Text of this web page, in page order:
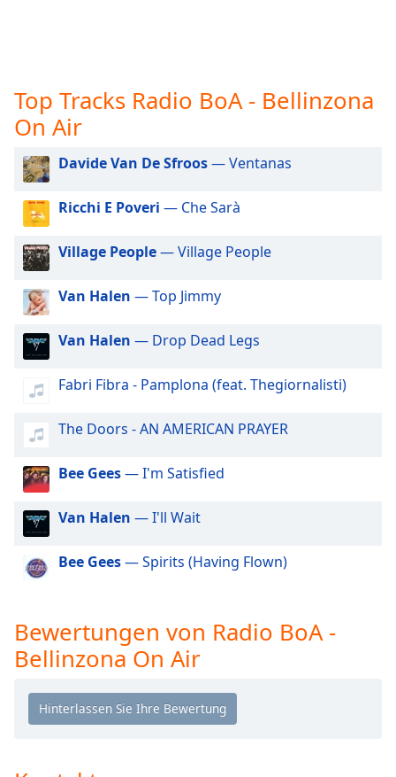
off
selected
Track
Picture-
in-
Picture
Fullscreen
This
modal
window.
Beginning
window.
cancel
and
close
window.
Color
Opacity
Top Tracks Radio BoA - Bellinzona
On Air
Davide Van De Sfroos— Ventanas
Ricchi E Poveri — Che Sarà
Village People— Village People
Van Halen — Top Jimmy
Van Halen — Drop Dead Legs
Fabri Fibra - Pamplona (feat. Thegiornalisti)
The Doors - AN AMERICAN PRAYER
Bee Gees— I'm Satisfied
Van Halen — I'll Wait
Bee Gees— Spirits (Having Flown)
Bewertungen von Radio BoA -
Bellinzona On Air